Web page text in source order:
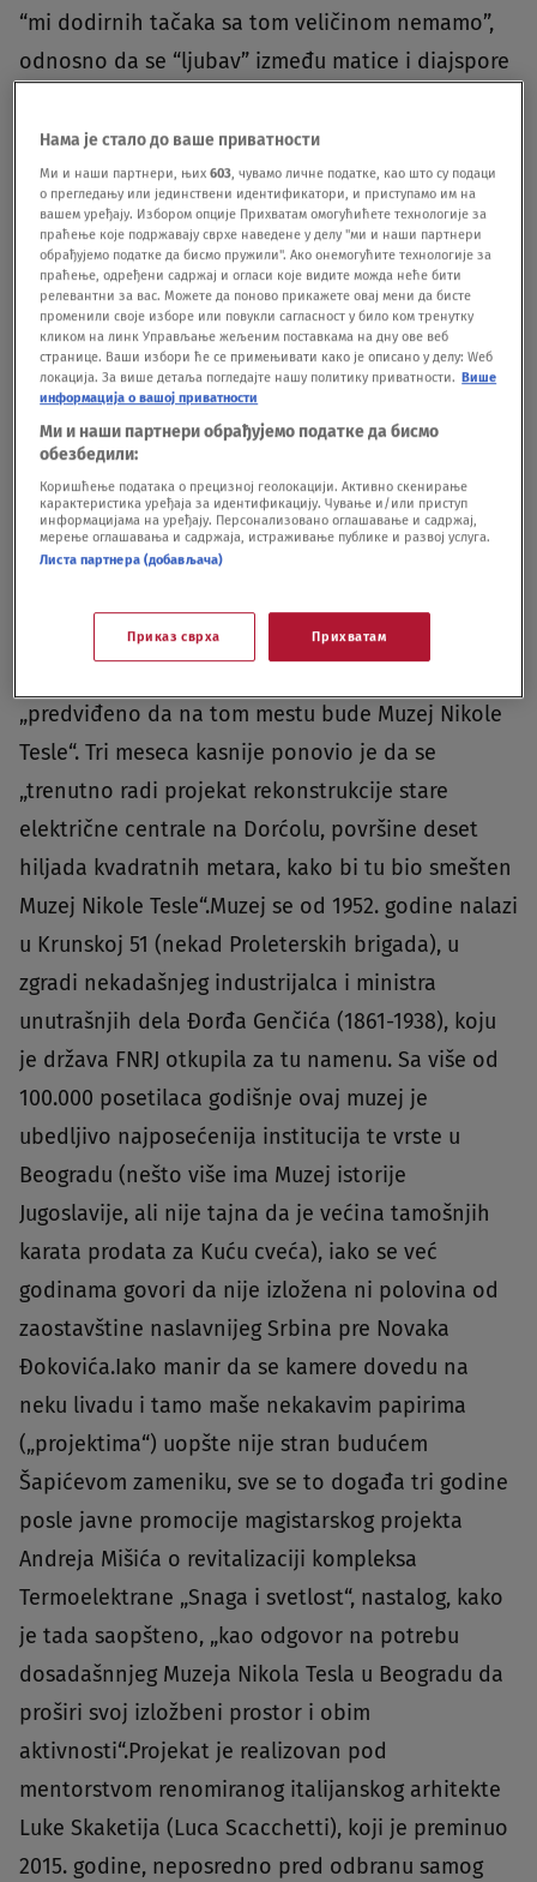
“mi dodirnih tačaka sa tom veličinom nemamo”,
odnosno da se “ljubav” između matice i diajspore
uzimala, s vremena na vreme, onoliko koliko joj je
trebalo za taj dan i sitan ćar“, te da je i najavljena
konferencija „jedan od sličnih pazara“.Istini za
volju, očekivao sam da se povodom jučerašnjeg
komentara „Teslin narod“ oglasi moj kolega i
nesuđeni urednik u „Večernjim novostima“ Sreten
Petrović, koji je pre nekoliko meseci podigao
priličnu prašinu na društvenim mrežama, upitavši
„ako nam je Nikola Tesla toliko važan i drag, zašto
njegov muzej selimo na periferiju Beograda“.Ko se
još seća da je u septembru 2018. godine
beogradski Iznogud (u prevodu, „gradonačelnik u
preuređenju prostora na Dorćolu, na kome je
„predviđeno da na tom mestu bude Muzej Nikole
Tesle“. Tri meseca kasnije ponovio je da se
„trenutno radi projekat rekonstrukcije stare
električne centrale na Dorćolu, površine deset
hiljada kvadratnih metara, kako bi tu bio smešten
Muzej Nikole Tesle“.Muzej se od 1952. godine nalazi
u Krunskoj 51 (nekad Proleterskih brigada), u
zgradi nekadašnjeg industrijalca i ministra
unutrašnjih dela Đorđa Genčića (1861-1938), koju
je država FNRJ otkupila za tu namenu. Sa više od
100.000 posetilaca godišnje ovaj muzej je
ubedljivo najposećenija institucija te vrste u
Beogradu (nešto više ima Muzej istorije
Jugoslavije, ali nije tajna da je većina tamošnjih
karata prodata za Kuću cveća), iako se već
godinama govori da nije izložena ni polovina od
zaostavštine naslavnijeg Srbina pre Novaka
Đokovića.Iako manir da se kamere dovedu na
neku livadu i tamo maše nekakavim papirima
(„projektima“) uopšte nije stran budućem
Šapićevom zameniku, sve se to događa tri godine
posle javne promocije magistarskog projekta
Andreja Mišića o revitalizaciji kompleksa
Termoelektrane „Snaga i svetlost“, nastalog, kako
je tada saopšteno, „kao odgovor na potrebu
dosadašnnjeg Muzeja Nikola Tesla u Beogradu da
proširi svoj izložbeni prostor i obim
aktivnosti“.Projekat je realizovan pod
mentorstvom renomiranog italijanskog arhitekte
Luke Skaketija (Luca Scacchetti), koji je preminuo
2015. godine, neposredno pred odbranu samog
Нама је стало до ваше приватности
Ми и наши партнери, њих603, чувамо личне податке, као што су подаци
о прегледању или јединствени идентификатори, и приступамо им на
вашем уређају. Избором опције Прихватам омогућићете технологије за
праћење које подржавају сврхе наведене у делу "ми и наши партнери
обрађујемо податке да бисмо пружили". Ако онемогућите технологије за
праћење, одређени садржај и огласи које видите можда неће бити
релевантни за вас. Можете да поново прикажете овај мени да бисте
променили своје изборе или повукли сагласност у било ком тренутку
кликом на линк Управљање жељеним поставкама на дну ове веб
странице. Ваши избори ће се примењивати како је описано у делу: Wеб
локација. За више детаља погледајте нашу политику приватности. Више
информација о вашој приватности
Ми и наши партнери обрађујемо податке да бисмо
обезбедили:
Коришћење података о прецизној геолокацији. Активно скенирање
карактеристика уређаја за идентификацију. Чување и/или приступ
информацијама на уређају. Персонализовано оглашавање и садржај,
мерење оглашавања и садржаја, истраживање публике и развој услуга.
Листа партнера (добављача)
Приказ сврха Прихватам